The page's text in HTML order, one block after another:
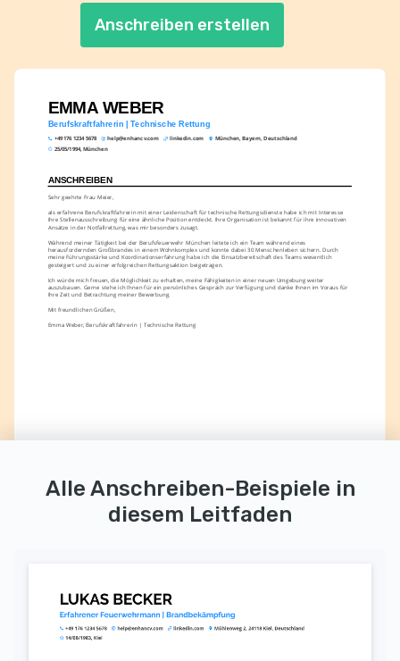
EMMA WEBER
Berufskraftfahrerin | Technische Rettung
+49 176 1234 5678 help@enhancv.com linkedin.com
München, Bayern, Deutschland
25/05/1994, München
ANSCHREIBEN
Sehr geehrte Frau Meier,
als erfahrene Berufskraftfahrerin mit einer Leidenschaft für technische Rettungsdienste habe ich mit Interesse
Ihre Stellenausschreibung für eine ähnliche Position entdeckt. Ihre Organisation ist bekannt für ihre innovativen
Ansätze in der Notfallrettung, was mir besonders zusagt.
Während meiner Tätigkeit bei der Berufsfeuerwehr München leitete ich ein Team während eines
herausfordernden Großbrandes in einem Wohnkomplex und konnte dabei 30 Menschenleben sichern. Durch
meine Führungsstärke und Koordinationserfahrung habe ich die Einsatzbereitschaft des Teams wesentlich
gesteigert und zu einer erfolgreichen Rettungsaktion beigetragen.
Ich würde mich freuen, die Möglichkeit zu erhalten, meine Fähigkeiten in einer neuen Umgebung weiter
auszubauen. Gerne stehe ich Ihnen für ein persönliches Gespräch zur Verfügung und danke Ihnen im Voraus für
Ihre Zeit und Betrachtung meiner Bewerbung.
Mit freundlichen Grüßen,
Emma Weber, Berufskraftfahrerin | Technische Rettung
Ihre Bereitschaft zur Teamarbeit und zum Lernen zu
betonen. Ihre Fähigkeiten und Erfahrungen müssen klar
Anschreiben erstellen
Alle Anschreiben-Beispiele in
diesem Leitfaden